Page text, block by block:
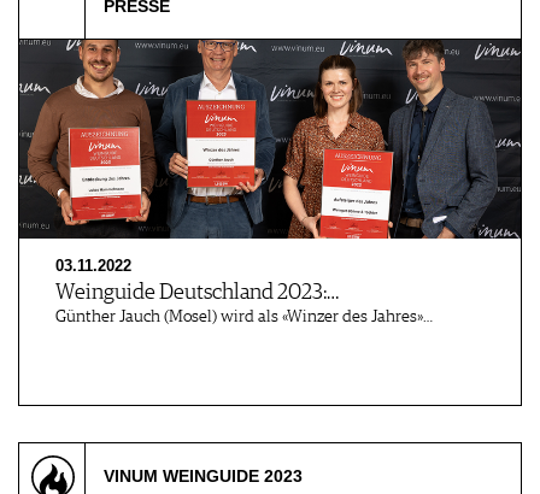
PRESSE
03.11.2022
Weinguide Deutschland 2023:…
Günther Jauch (Mosel) wird als «Winzer des Jahres»…
VINUM WEINGUIDE 2023